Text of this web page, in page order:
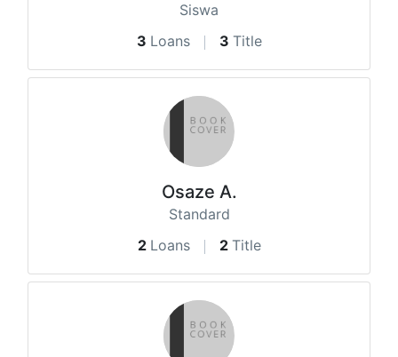
Siswa
3 Loans 3 Title
Osaze A.
Standard
2 Loans 2 Title